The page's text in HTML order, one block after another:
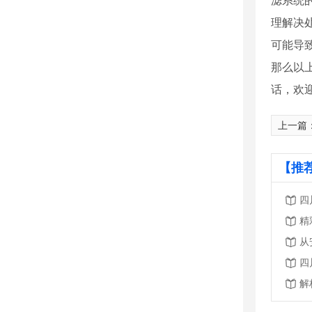
理解决
可能导
那么以
话，欢
上一篇
【推
四
精
四
解